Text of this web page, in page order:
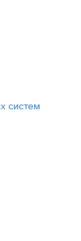
систем